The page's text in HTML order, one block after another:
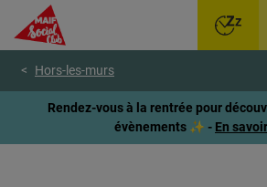
contenu
page
Hors-les-murs
Rendez-vous à la rentrée pour
évènements ✨ - En